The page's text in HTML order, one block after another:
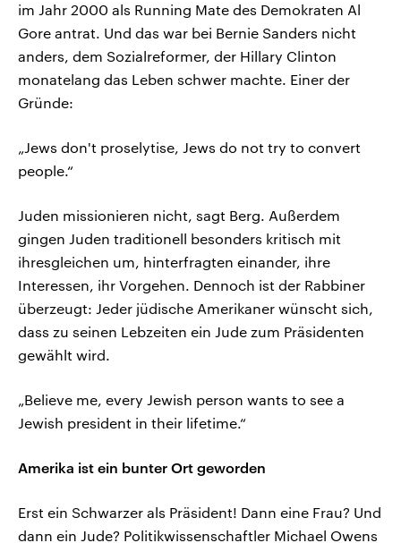
im Jahr 2000 als Running Mate des Demokraten Al
Gore antrat. Und das war bei Bernie Sanders nicht
anders, dem Sozialreformer, der Hillary Clinton
monatelang das Leben schwer machte. Einer der
Gründe:
„Jews don't proselytise, Jews do not try to convert
people.“
Juden missionieren nicht, sagt Berg. Außerdem
gingen Juden traditionell besonders kritisch mit
ihresgleichen um, hinterfragten einander, ihre
Interessen, ihr Vorgehen. Dennoch ist der Rabbiner
überzeugt: Jeder jüdische Amerikaner wünscht sich,
dass zu seinen Lebzeiten ein Jude zum Präsidenten
gewählt wird.
„Believe me, every Jewish person wants to see a
Jewish president in their lifetime.“
Amerika ist ein bunter Ort geworden
Erst ein Schwarzer als Präsident! Dann eine Frau? Und
dann ein Jude? Politikwissenschaftler Michael Owens